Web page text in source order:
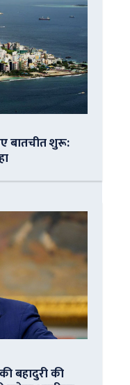
बातचीत शुरू:
बहादुरी की